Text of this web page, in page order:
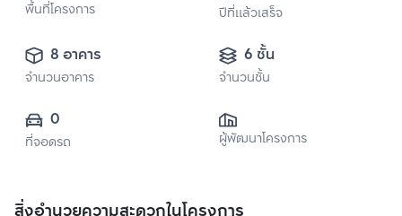
พื้นที่โครงการ ปีที่แล้วเสร็จ
8 อาคาร
จำนวนอาคาร
6 ชั้น
จำนวนชั้น
0
ที่จอดรถ ผู้พัฒนาโครงการ